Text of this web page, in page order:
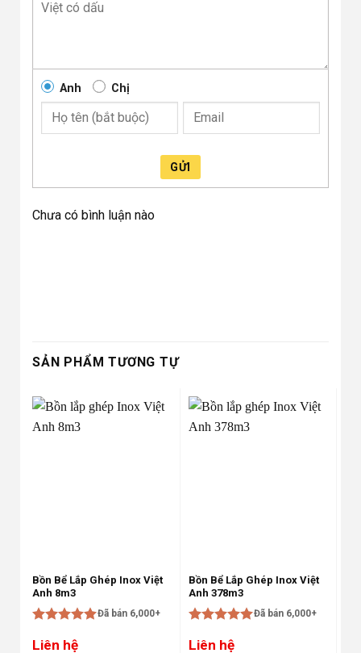
Anh Chị
GỬI
Chưa có bình luận nào
SẢN PHẨM TƯƠNG TỰ
Bồn Bể Lắp Ghép Inox Việt
Anh 8m3
hạng 55
Đã bán 6,000+
Liên hệ
Bồn Bể Lắp Ghép Inox Việt
Anh 378m3
hạng 55
Đã bán 6,000+
Liên hệ